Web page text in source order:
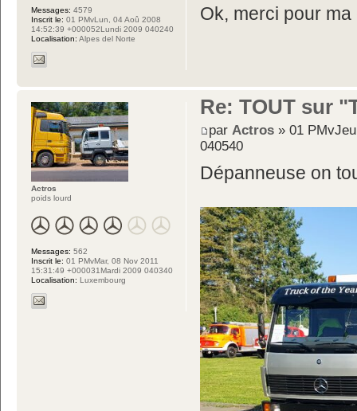
Ok, merci pour
Messages: 4579
Inscrit le: 01 PMvLun, 04 Aoû 2008
14:52:39 +000052Lundi 2009 040240
Localisation: Alpes del Norte
Re: TOUT sur
parActros » 01
040540
Dépanneuse on
Actros
poids lourd
Messages: 562
Inscrit le: 01 PMvMar, 08 Nov 2011
15:31:49 +000031Mardi 2009 040340
Localisation: Luxembourg